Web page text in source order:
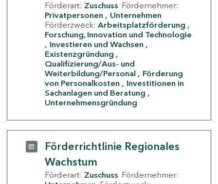
Förderart: Zuschuss Fördernehmer:
Privatpersonen
Unternehmen
Förderzweck: Arbeitsplatzförderung
Forschung, Innovation und Technologie
Investieren und Wachsen
Existenzgründung
Qualifizierung/Aus- und
Weiterbildung/Personal
Förderung
von Personalkosten
Investitionen in
Sachanlagen und Beratung
Unternehmensgründung
Förderrichtlinie Regionales
Wachstum
Förderart: Zuschuss Fördernehmer: